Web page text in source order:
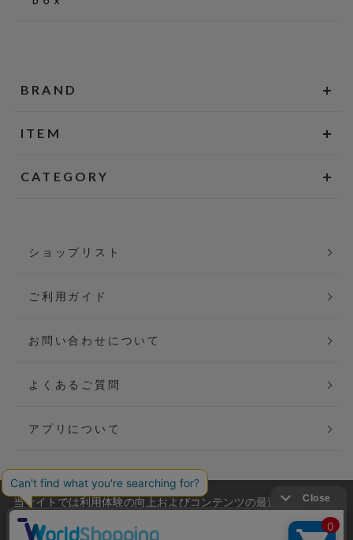
BRAND
ITEM
CATEGORY
ショップリスト
ご利用ガイド
お問い合わせについて
よくあるご質問
アプリについて
会社概要
当サイトでは利用体験の向上およびコンテンツの最適な提供、ト
ラフィックの分析を目的としてCookieを使用しています。
サイトの閲覧を継続された場合、Cookieの利用に同意したことも